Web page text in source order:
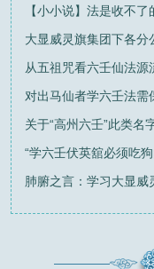
【小小说】法是收不了
大显威灵旗集团下各分
从五祖咒看六壬仙法源
对出马仙者学六壬法需
关于“高州六壬”此类名
“学六壬伏英舘必须吃狗
肺腑之言：学习大显